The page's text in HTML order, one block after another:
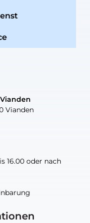
Vianden
16.00 oder nach
Vianden
16.00 oder nach
Vianden
Vianden